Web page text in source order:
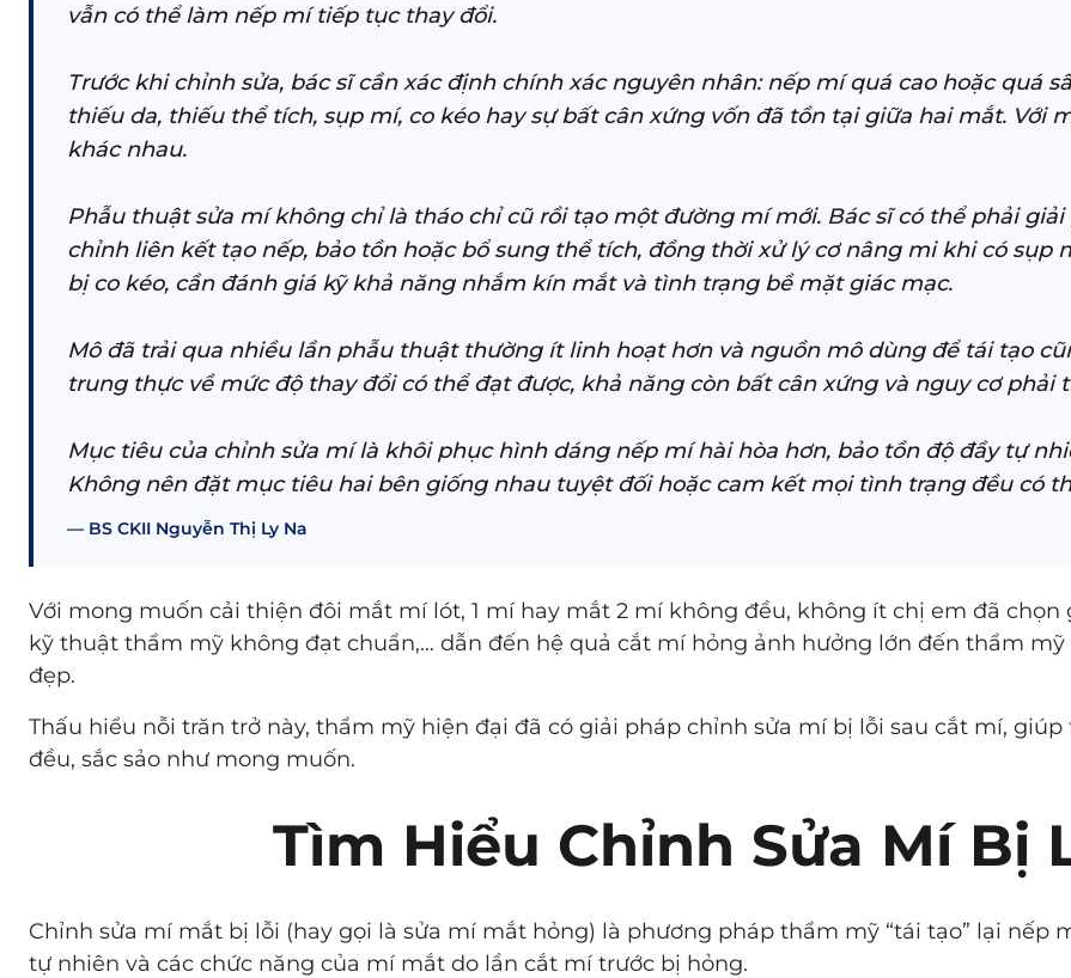
vẫn có thể làm nếp mí tiếp tục thay đổi.
Trước khi chỉnh sửa, bác sĩ cần xác định chính xác nguyên nhân: nếp mí quá cao hoặc quá
thiếu da, thiếu thể tích, sụp mí, co kéo hay sự bất cân xứng vốn đã tồn tại giữa hai mắt. Với
khác nhau.
Phẫu thuật sửa mí không chỉ là tháo chỉ cũ rồi tạo một đường mí mới. Bác sĩ có thể phải
chỉnh liên kết tạo nếp, bảo tồn hoặc bổ sung thể tích, đồng thời xử lý cơ nâng mi khi có
bị co kéo, cần đánh giá kỹ khả năng nhắm kín mắt và tình trạng bề mặt giác mạc.
Mô đã trải qua nhiều lần phẫu thuật thường ít linh hoạt hơn và nguồn mô dùng để tái tạo
trung thực về mức độ thay đổi có thể đạt được, khả năng còn bất cân xứng và nguy cơ phải
Mục tiêu của chỉnh sửa mí là khôi phục hình dáng nếp mí hài hòa hơn, bảo tồn độ đầy tự
Không nên đặt mục tiêu hai bên giống nhau tuyệt đối hoặc cam kết mọi tình trạng đều có
BS CKII Nguyễn Thị Ly Na
Với mong muốn cải thiện đôi mắt mí lót, 1 mí hay mắt 2 mí không đều, không ít chị em đã
kỹ thuật thẩm mỹ không đạt chuẩn,… dẫn đến hệ quả cắt mí hỏng ảnh hưởng lớn đến thẩm
đẹp.
Thấu hiểu nỗi trăn trở này, thẩm mỹ hiện đại đã có giải pháp chỉnh sửa mí bị lỗi sau cắt mí,
đều, sắc sảo như mong muốn.
Tìm Hiểu Chỉnh Sửa Mí Bị
Chỉnh sửa mí mắt bị lỗi (hay gọi là sửa mí mắt hỏng) là phương pháp thẩm mỹ “tái tạo” lại nếp
tự nhiên và các chức năng của mí mắt do lần cắt mí trước bị hỏng.